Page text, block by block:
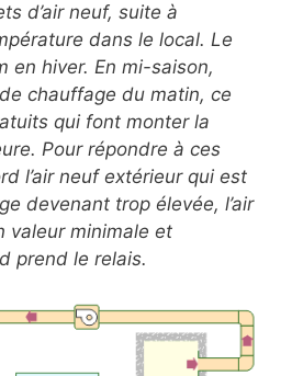
d’air neuf, suite à
dans le local. Le
en hiver. En mi-saison,
chauffage du matin, ce
qui font monter la
Pour répondre à ces
l’air neuf extérieur qui est
devenant trop élevée, l’air
valeur minimale et
prend le relais.